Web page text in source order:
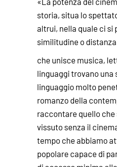
storia, situa lo
altrui, nella quale ci si
similitudine o
che unisce musica,
linguaggi trovano una
linguaggio molto
romanzo della
raccontare quello
vissuto senza il
tempo che abbiamo
popolare capace di